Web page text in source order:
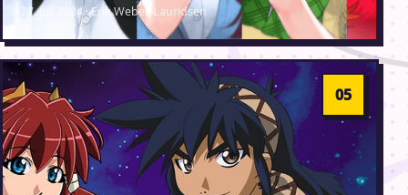
27. juli 2024 · Erik Weber-Lauridsen